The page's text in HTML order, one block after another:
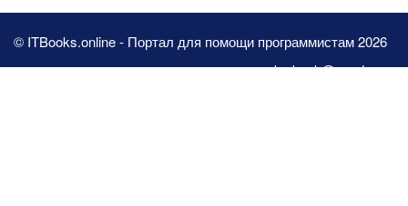
© ITBooks.online - Портал для помощи программистам 2026
pbn.book@yandex.ru